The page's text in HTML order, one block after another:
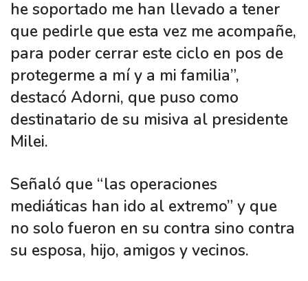
he soportado me han llevado a tener
que pedirle que esta vez me acompañe,
para poder cerrar este ciclo en pos de
protegerme a mí y a mi familia”,
destacó Adorni, que puso como
destinatario de su misiva al presidente
Milei.
Señaló que “las operaciones
mediáticas han ido al extremo” y que
no solo fueron en su contra sino contra
su esposa, hijo, amigos y vecinos.